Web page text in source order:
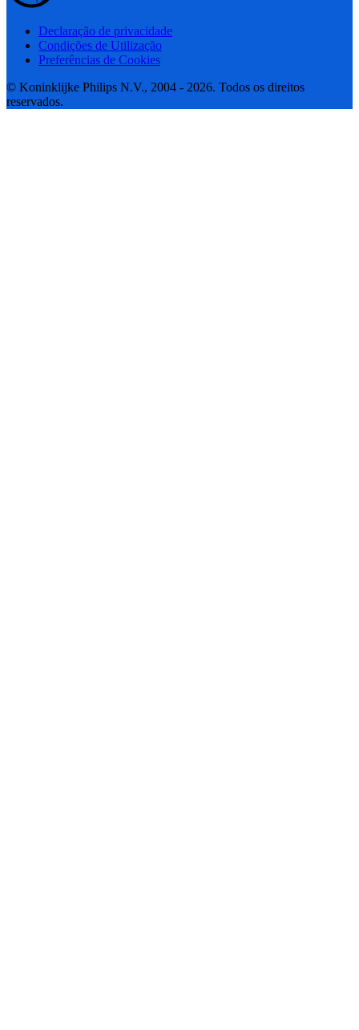
Declaração de privacidade
Condições de Utilização
Preferências de Cookies
© Koninklijke Philips N.V., 2004 - 2026. Todos os direitos
reservados.